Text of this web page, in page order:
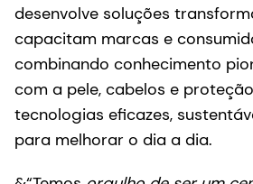
desenvolve soluções
capacitam marcas e
combinando conhecimento
com a pele, cabelos e
tecnologias eficazes,
para melhorar o dia a dia.